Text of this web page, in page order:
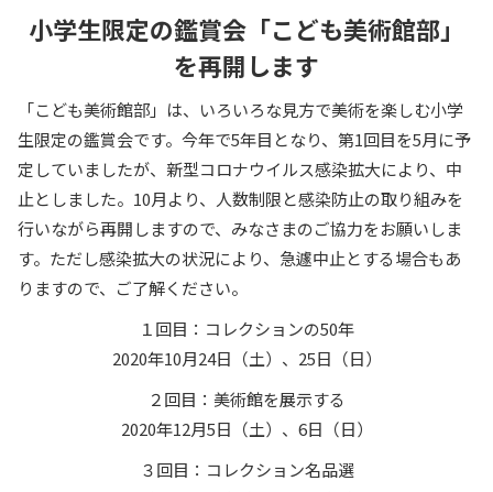
小学生限定の鑑賞会「こども美術館部」
を再開します
「こども美術館部」は、いろいろな見方で美術を楽しむ小学
生限定の鑑賞会です。今年で5年目となり、第1回目を5月に予
定していましたが、新型コロナウイルス感染拡大により、中
止としました。10月より、人数制限と感染防止の取り組みを
行いながら再開しますので、みなさまのご協力をお願いしま
す。ただし感染拡大の状況により、急遽中止とする場合もあ
りますので、ご了解ください。
１回目：コレクションの50年
2020年10月24日（土）、25日（日）
２回目：美術館を展示する
2020年12月5日（土）、6日（日）
３回目：コレクション名品選